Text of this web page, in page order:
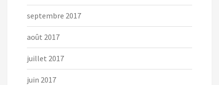
septembre 2017
août 2017
juillet 2017
juin 2017